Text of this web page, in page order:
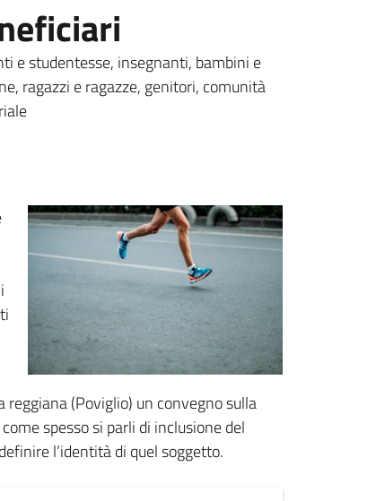
e studentesse, insegnanti, bambini e
ragazzi e ragazze, genitori, comunità
(Poviglio) un convegno sulla
spesso si parli di inclusione del
l’identità di quel soggetto.